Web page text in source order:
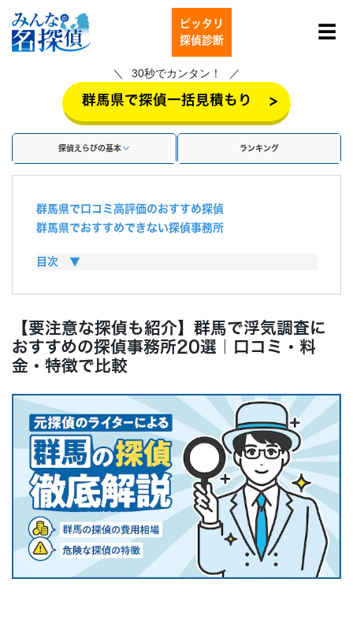
ピッタリ
探偵診断
☰
30秒でカンタン！
群馬県で探偵一括見積もり >
探偵えらびの基本 ランキング
群馬県で口コミ高評価のおすすめ探偵
群馬県でおすすめできない探偵事務所
群馬県の探偵の料金・費用相場
探偵に浮気調査を依頼するメリット
群馬県で浮気調査を行う方法
よくある質問
● まとめ：なんでも無料相談はこちらから
目次 ▼
【要注意な探偵も紹介】群馬で浮気調査に
おすすめの探偵事務所20選｜口コミ・料
金・特徴で比較